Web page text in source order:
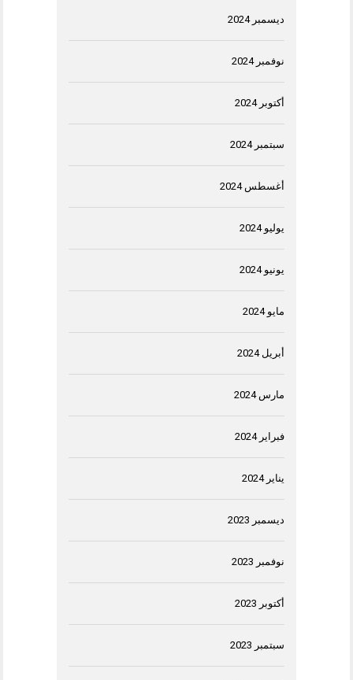
ديسمبر 2024
نوفمبر 2024
أكتوبر 2024
سبتمبر 2024
أغسطس 2024
يوليو 2024
يونيو 2024
مايو 2024
أبريل 2024
مارس 2024
فبراير 2024
يناير 2024
ديسمبر 2023
نوفمبر 2023
أكتوبر 2023
سبتمبر 2023